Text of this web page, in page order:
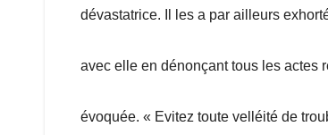
dévastatrice. Il les a par ailleurs
avec elle en dénonçant tous les actes
évoquée. « Evitez toute velléité de